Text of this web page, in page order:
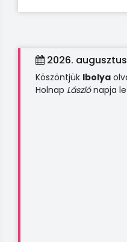
2026.
Köszöntjük Ibolya
Holnap Lászlónapja